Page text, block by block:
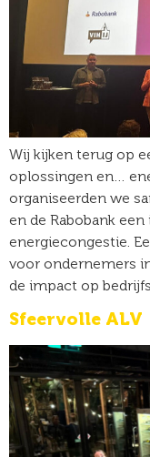
Wij kijken terug op
oplossingen en…
organiseerden we
en de Rabobank
energiecongestie.
voor ondernemers
de impact op
Sfeervolle ALV